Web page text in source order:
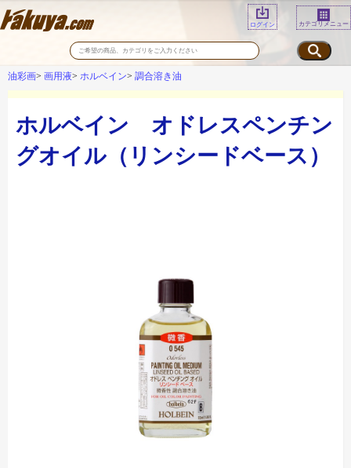
ログイン カテゴリメニュー
油彩画 画用液 ホルベイン 調合溶き油
ホルベイン オドレスペンチン
グオイル（リンシードベース）